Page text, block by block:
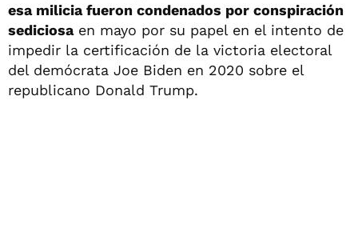
esa milicia fueron condenados por conspiración
sediciosaen mayo por su papel en el intento de
impedir la certificación de la victoria electoral
del demócrata Joe Biden en 2020 sobre el
republicano Donald Trump.